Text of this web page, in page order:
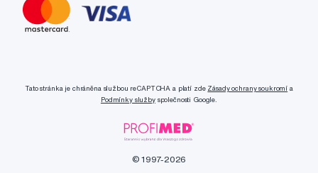
Tato stránka je chráněna službou reCAPTCHA a platí zde Zásady ochrany soukromí a
Podmínky službyspolečnosti Google.
© 1997-2026